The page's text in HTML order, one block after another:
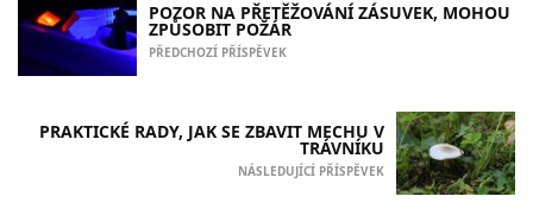
POZOR NA PŘETĚŽOVÁNÍ ZÁSUVEK, MOHOU
ZPŮSOBIT POŽÁR
PŘEDCHOZÍ PŘÍSPĚVEK
PRAKTICKÉ RADY, JAK SE ZBAVIT MECHU V
TRÁVNÍKU
NÁSLEDUJÍCÍ PŘÍSPĚVEK